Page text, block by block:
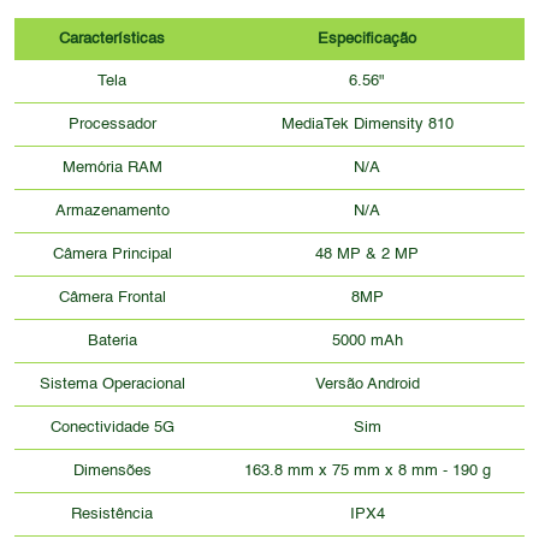
Características Especificação
Tela 6.56"
Processador MediaTek Dimensity 810
Memória RAM N/A
Armazenamento N/A
Câmera Principal 48 MP & 2 MP
Câmera Frontal 8MP
Bateria 5000 mAh
Sistema Operacional Versão Android
Conectividade 5G Sim
Dimensões 163.8 mm x 75 mm x 8 mm - 190 g
Resistência IPX4